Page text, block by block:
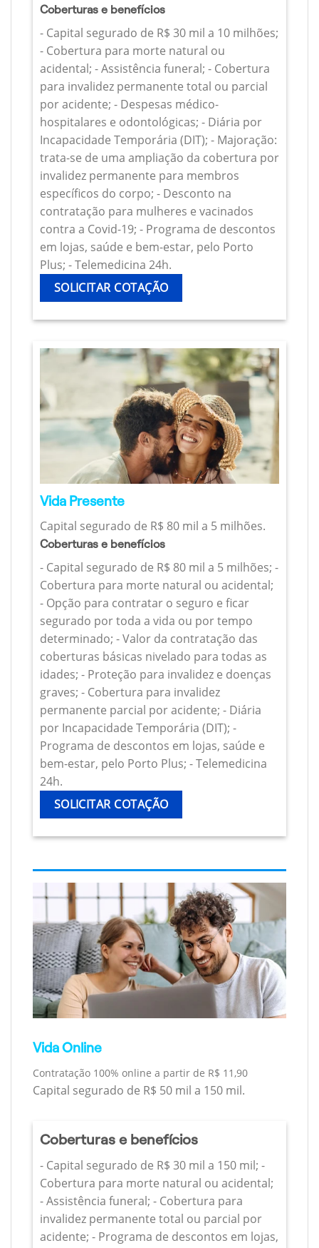
Coberturas e benefícios
- Capital segurado de R$ 30 mil a 10 milhões;
- Cobertura para morte natural ou
acidental; - Assistência funeral; - Cobertura
para invalidez permanente total ou parcial
por acidente; - Despesas médico-
hospitalares e odontológicas; - Diária por
Incapacidade Temporária (DIT); - Majoração:
trata-se de uma ampliação da cobertura por
invalidez permanente para membros
específicos do corpo; - Desconto na
contratação para mulheres e vacinados
contra a Covid-19; - Programa de descontos
em lojas, saúde e bem-estar, pelo Porto
Plus; - Telemedicina 24h.
SOLICITAR COTAÇÃO
Vida Presente
Capital segurado de R$ 80 mil a 5 milhões.
Coberturas e benefícios
- Capital segurado de R$ 80 mil a 5 milhões; -
Cobertura para morte natural ou acidental;
- Opção para contratar o seguro e ficar
segurado por toda a vida ou por tempo
determinado; - Valor da contratação das
coberturas básicas nivelado para todas as
idades; - Proteção para invalidez e doenças
graves; - Cobertura para invalidez
permanente parcial por acidente; - Diária
por Incapacidade Temporária (DIT); -
Programa de descontos em lojas, saúde e
bem-estar, pelo Porto Plus; - Telemedicina
24h.
SOLICITAR COTAÇÃO
Vida Online
Contratação 100% online a partir de R$ 11,90
Capital segurado de R$ 50 mil a 150 mil.
Coberturas e benefícios
- Capital segurado de R$ 30 mil a 150 mil; -
Cobertura para morte natural ou acidental;
- Assistência funeral; - Cobertura para
invalidez permanente total ou parcial por
acidente; - Programa de descontos em lojas,